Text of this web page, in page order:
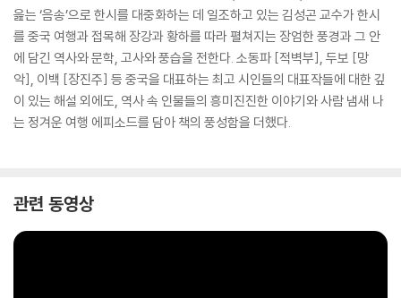
읊는 ‘음송’으로 한시를 대중화하는 데 일조하고 있는 김성곤 교수가 한시
를 중국 여행과 접목해 장강과 황하를 따라 펼쳐지는 장엄한 풍경과 그 안
에 담긴 역사와 문학, 고사와 풍습을 전한다. 소동파 [적벽부], 두보 [망
악], 이백 [장진주] 등 중국을 대표하는 최고 시인들의 대표작들에 대한 깊
이 있는 해설 외에도, 역사 속 인물들의 흥미진진한 이야기와 사람 냄새 나
는 정겨운 여행 에피소드를 담아 책의 풍성함을 더했다.
관련 동영상